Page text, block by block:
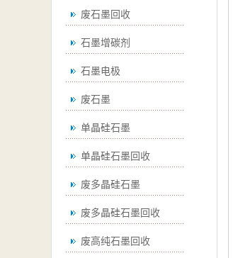
废石墨回收
石墨增碳剂
石墨电极
废石墨
单晶硅石墨
单晶硅石墨回收
废多晶硅石墨
废多晶硅石墨回收
废高纯石墨回收